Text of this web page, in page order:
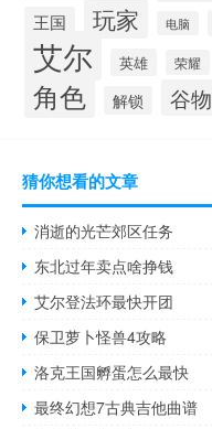
王国 玩家 电脑
艾尔 英雄 荣耀
角色 解锁 谷物
猜你想看的文章
消逝的光芒郊区任务
东北过年卖点啥挣钱
艾尔登法环最快开团
保卫萝卜怪兽4攻略
洛克王国孵蛋怎么最快
最终幻想7古典吉他曲谱